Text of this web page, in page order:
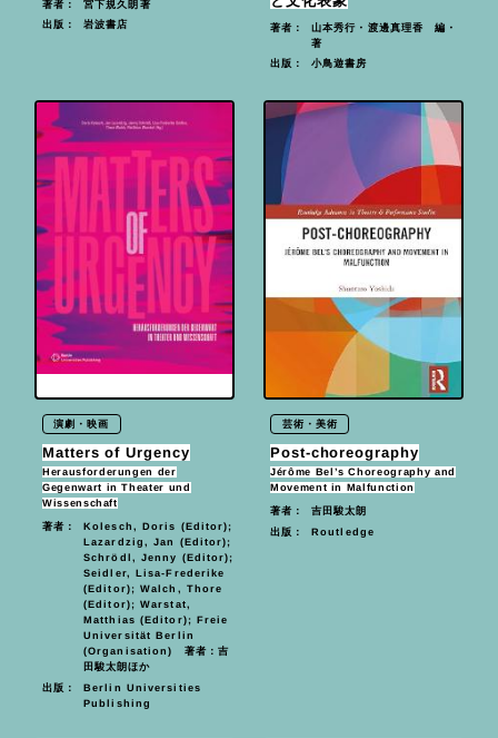
著者： 宮下規久朗著
出版： 岩波書店 著者： 山本秀行・渡邊真理香 編・
著
出版： 小鳥遊書房
演劇・映画
Matters of Urgency
Herausforderungen der
Gegenwart in Theater und
Wissenschaft
著者： Kolesch, Doris (Editor);
Lazardzig, Jan (Editor);
Schrödl, Jenny (Editor);
Seidler, Lisa-Frederike
(Editor); Walch, Thore
(Editor); Warstat,
Matthias (Editor); Freie
Universität Berlin
(Organisation) 著者：吉
田駿太朗ほか
出版： Berlin Universities
Publishing
芸術・美術
Post-choreography
Jérôme Bel’s Choreography and
Movement in Malfunction
著者： 吉田駿太朗
出版： Routledge